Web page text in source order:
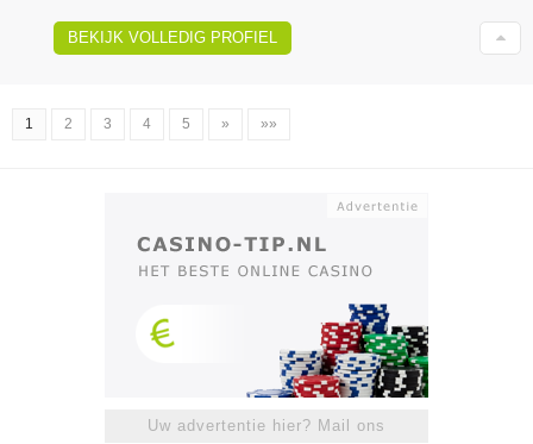
BEKIJK VOLLEDIG PROFIEL
1 2 3 4 5 » »»
Uw advertentie hier? Mail ons